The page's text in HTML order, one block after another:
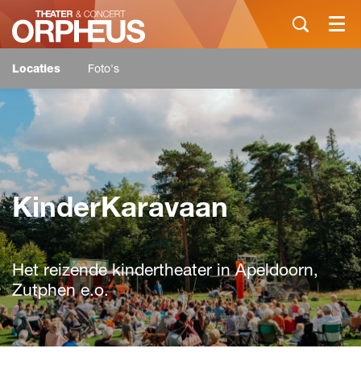
Menu
Locaties Foto's
KinderKaravaan
Het reizende kindertheater in Apeldoorn,
Zutphen e.o.